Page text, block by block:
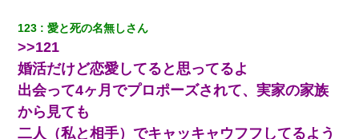
と・・・
嫁の妹（26歳）がずっとウチに泊まりに来た結果→俺がヤバイｗ
ｗｗｗｗｗｗｗ
デパートの外商『私さんだと名乗る女が、ツケで宝石を買おうと
していて…』私「！？」→ 翌日。ママ友たちの様子が微妙におか
123 愛と死の名無しさん
>>121
婚活だけど恋愛してると思ってるよ
出会って4ヶ月でプロポーズされて、実家の家族
から見ても
二人（私と相手）でキャッキャウフフしてるよう